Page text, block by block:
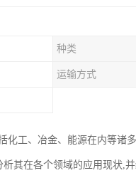
种类
运输方式
工、冶金、能源在内等诸
其在各个领域的应用现状,